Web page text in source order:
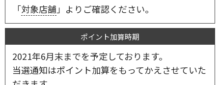
「対象店舗」よりご確認ください。
ポイント加算時期
2021年6月末までを予定しております。
当選通知はポイント加算をもってかえさせていた